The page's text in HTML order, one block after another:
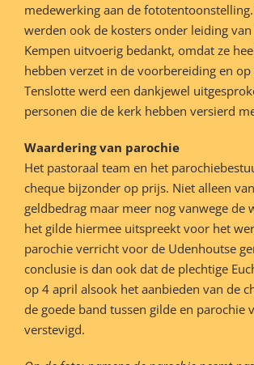
medewerking aan de
werden ook de kosters onder leiding van
Kempen uitvoerig bedankt, omdat ze
hebben verzet in de voorbereiding en op
Tenslotte werd een dankjewel
personen die de kerk hebben versierd
Waardering van parochie
Het pastoraal team en het
cheque bijzonder op prijs. Niet alleen
geldbedrag maar meer nog vanwege de
het gilde hiermee uitspreekt voor het
parochie verricht voor de Udenhoutse
conclusie is dan ook dat de plechtige
op 4 april alsook het aanbieden van de
de goede band tussen gilde en parochie
verstevigd.